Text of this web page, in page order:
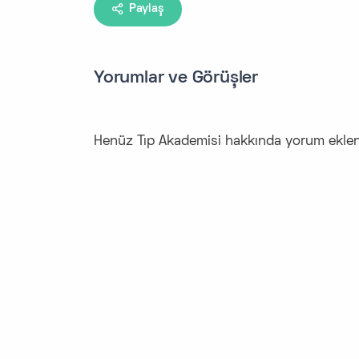
Paylaş
Yorumlar ve Görüşler
Henüz Tıp Akademisi hakkında yorum